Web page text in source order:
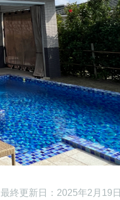
最終更新日：2025年2月19日